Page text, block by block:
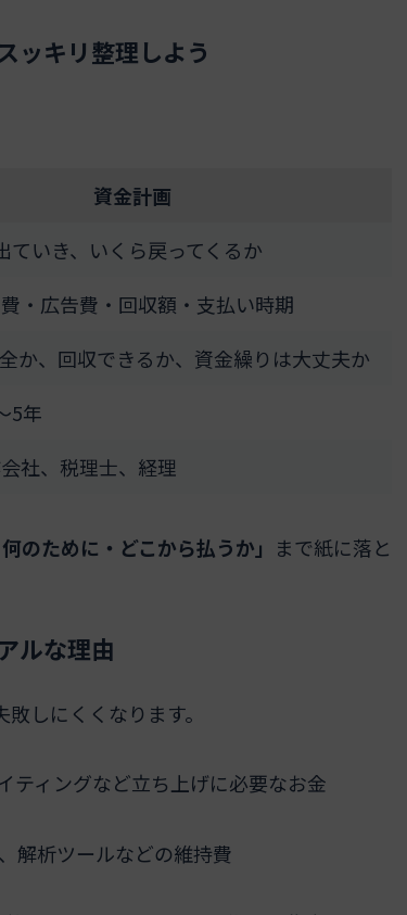
ッキリ整理しよう
資金計画
ていき、いくら戻ってくるか
・広告費・回収額・支払い時期
か、回収できるか、資金繰りは大丈夫か
5年
社、税理士、経理
のために・どこから払うか」 まで紙に落と
ルな理由
しにくくなります。
ティングなど立ち上げに必要なお金
解析ツールなどの維持費